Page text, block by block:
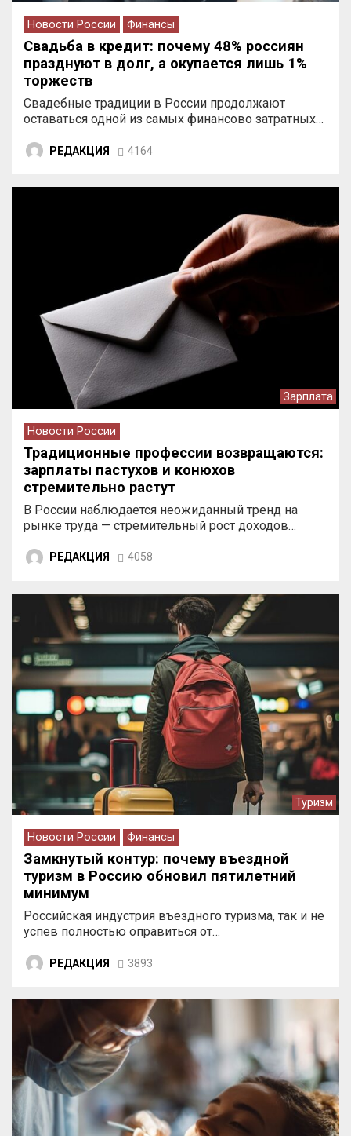
Новости России Финансы
Свадьба в кредит: почему 48% россиян
празднуют в долг, а окупается лишь 1%
торжеств
Свадебные традиции в России продолжают
оставаться одной из самых финансово затратных…
РЕДАКЦИЯ 4164
Зарплата
Новости России
Традиционные профессии возвращаются:
зарплаты пастухов и конюхов
стремительно растут
В России наблюдается неожиданный тренд на
рынке труда — стремительный рост доходов…
РЕДАКЦИЯ 4058
Туризм
Новости России Финансы
Замкнутый контур: почему въездной
туризм в Россию обновил пятилетний
минимум
Российская индустрия въездного туризма, так и не
успев полностью оправиться от…
РЕДАКЦИЯ 3893